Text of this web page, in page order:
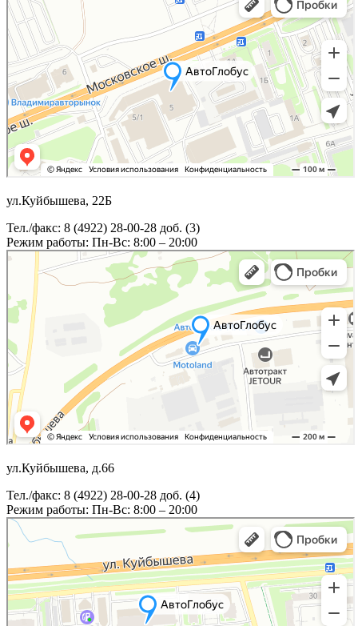
ул.Куйбышева, 22Б
Тел./факс: 8 (4922) 28-00-28 доб. (3)
Режим работы: Пн-Вс: 8:00 – 20:00
ул.Куйбышева, д.66
Тел./факс: 8 (4922) 28-00-28 доб. (4)
Режим работы: Пн-Вс: 8:00 – 20:00